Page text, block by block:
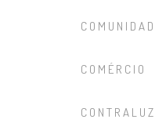
COMÉRCIO
CONTRALUZ